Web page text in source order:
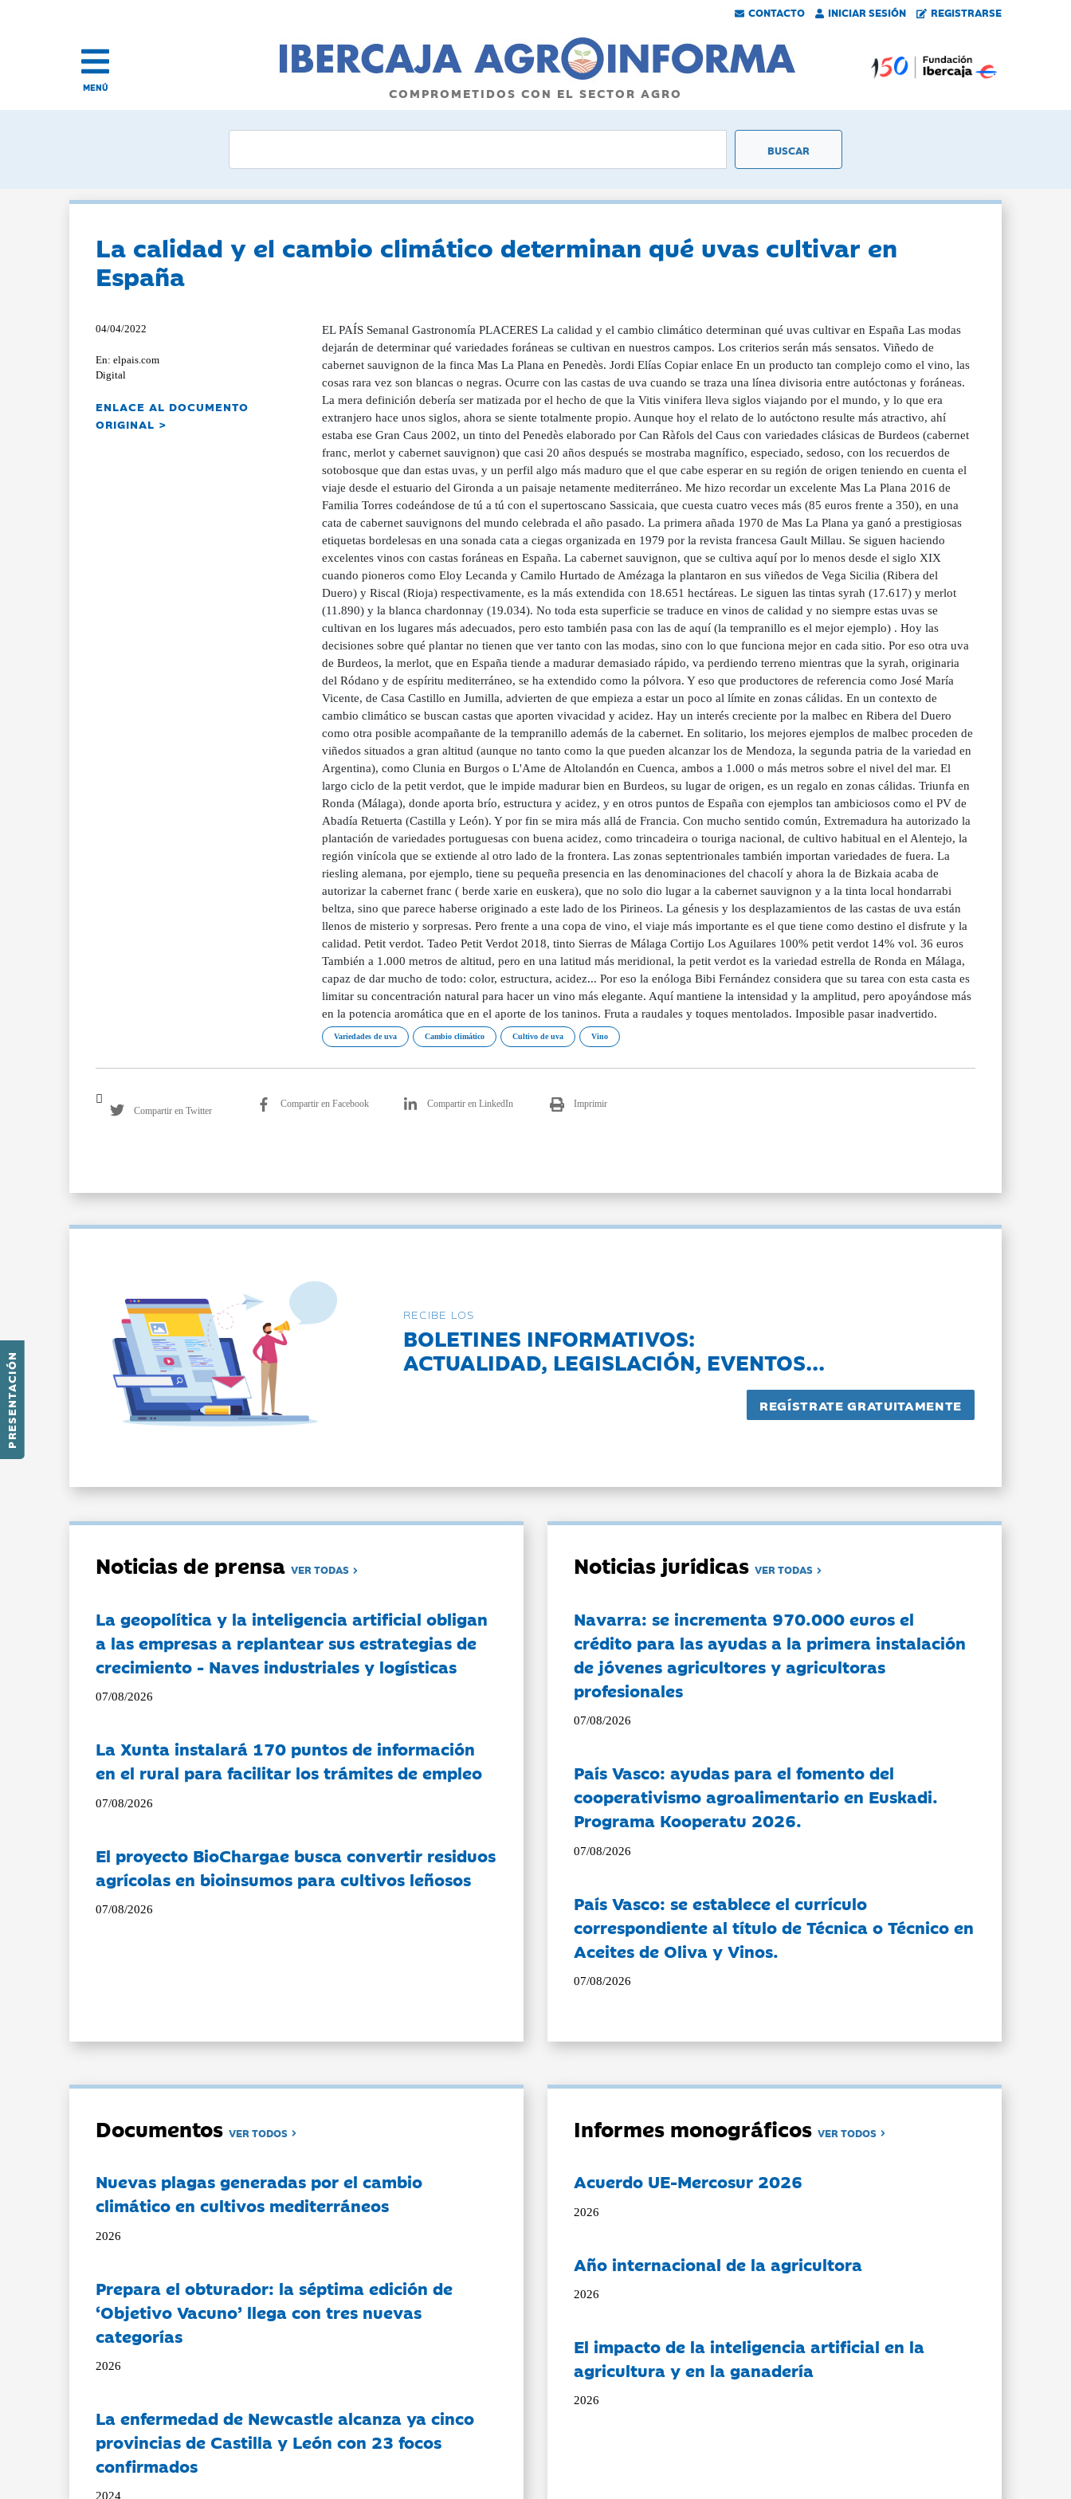
CONTACTO INICIAR SESIÓN REGISTRARSE
PRESENTACIÓN
MENÚ COMPROMETIDOS CON EL SECTOR AGRO
La calidad y el cambio climático determinan qué uvas cultivar en
España
04/04/2022
En: elpais.com
Digital
ENLACE AL DOCUMENTO
ORIGINAL >
EL PAÍS Semanal Gastronomía PLACERES La calidad y el cambio climático determinan qué uvas cultivar en España Las modas
dejarán de determinar qué variedades foráneas se cultivan en nuestros campos. Los criterios serán más sensatos. Viñedo de
cabernet sauvignon de la finca Mas La Plana en Penedès. Jordi Elías Copiar enlace En un producto tan complejo como el vino, las
cosas rara vez son blancas o negras. Ocurre con las castas de uva cuando se traza una línea divisoria entre autóctonas y foráneas.
La mera definición debería ser matizada por el hecho de que la Vitis vinifera lleva siglos viajando por el mundo, y lo que era
extranjero hace unos siglos, ahora se siente totalmente propio. Aunque hoy el relato de lo autóctono resulte más atractivo, ahí
estaba ese Gran Caus 2002, un tinto del Penedès elaborado por Can Ràfols del Caus con variedades clásicas de Burdeos (cabernet
franc, merlot y cabernet sauvignon) que casi 20 años después se mostraba magnífico, especiado, sedoso, con los recuerdos de
sotobosque que dan estas uvas, y un perfil algo más maduro que el que cabe esperar en su región de origen teniendo en cuenta el
viaje desde el estuario del Gironda a un paisaje netamente mediterráneo. Me hizo recordar un excelente Mas La Plana 2016 de
Familia Torres codeándose de tú a tú con el supertoscano Sassicaia, que cuesta cuatro veces más (85 euros frente a 350), en una
cata de cabernet sauvignons del mundo celebrada el año pasado. La primera añada 1970 de Mas La Plana ya ganó a prestigiosas
etiquetas bordelesas en una sonada cata a ciegas organizada en 1979 por la revista francesa Gault Millau. Se siguen haciendo
excelentes vinos con castas foráneas en España. La cabernet sauvignon, que se cultiva aquí por lo menos desde el siglo XIX
cuando pioneros como Eloy Lecanda y Camilo Hurtado de Amézaga la plantaron en sus viñedos de Vega Sicilia (Ribera del
Duero) y Riscal (Rioja) respectivamente, es la más extendida con 18.651 hectáreas. Le siguen las tintas syrah (17.617) y merlot
(11.890) y la blanca chardonnay (19.034). No toda esta superficie se traduce en vinos de calidad y no siempre estas uvas se
cultivan en los lugares más adecuados, pero esto también pasa con las de aquí (la tempranillo es el mejor ejemplo) . Hoy las
decisiones sobre qué plantar no tienen que ver tanto con las modas, sino con lo que funciona mejor en cada sitio. Por eso otra uva
de Burdeos, la merlot, que en España tiende a madurar demasiado rápido, va perdiendo terreno mientras que la syrah, originaria
del Ródano y de espíritu mediterráneo, se ha extendido como la pólvora. Y eso que productores de referencia como José María
Vicente, de Casa Castillo en Jumilla, advierten de que empieza a estar un poco al límite en zonas cálidas. En un contexto de
cambio climático se buscan castas que aporten vivacidad y acidez. Hay un interés creciente por la malbec en Ribera del Duero
como otra posible acompañante de la tempranillo además de la cabernet. En solitario, los mejores ejemplos de malbec proceden de
viñedos situados a gran altitud (aunque no tanto como la que pueden alcanzar los de Mendoza, la segunda patria de la variedad en
Argentina), como Clunia en Burgos o L'Ame de Altolandón en Cuenca, ambos a 1.000 o más metros sobre el nivel del mar. El
largo ciclo de la petit verdot, que le impide madurar bien en Burdeos, su lugar de origen, es un regalo en zonas cálidas. Triunfa en
Ronda (Málaga), donde aporta brío, estructura y acidez, y en otros puntos de España con ejemplos tan ambiciosos como el PV de
Abadía Retuerta (Castilla y León). Y por fin se mira más allá de Francia. Con mucho sentido común, Extremadura ha autorizado la
plantación de variedades portuguesas con buena acidez, como trincadeira o touriga nacional, de cultivo habitual en el Alentejo, la
región vinícola que se extiende al otro lado de la frontera. Las zonas septentrionales también importan variedades de fuera. La
riesling alemana, por ejemplo, tiene su pequeña presencia en las denominaciones del chacolí y ahora la de Bizkaia acaba de
autorizar la cabernet franc ( berde xarie en euskera), que no solo dio lugar a la cabernet sauvignon y a la tinta local hondarrabi
beltza, sino que parece haberse originado a este lado de los Pirineos. La génesis y los desplazamientos de las castas de uva están
llenos de misterio y sorpresas. Pero frente a una copa de vino, el viaje más importante es el que tiene como destino el disfrute y la
calidad. Petit verdot. Tadeo Petit Verdot 2018, tinto Sierras de Málaga Cortijo Los Aguilares 100% petit verdot 14% vol. 36 euros
También a 1.000 metros de altitud, pero en una latitud más meridional, la petit verdot es la variedad estrella de Ronda en Málaga,
capaz de dar mucho de todo: color, estructura, acidez... Por eso la enóloga Bibi Fernández considera que su tarea con esta casta es
limitar su concentración natural para hacer un vino más elegante. Aquí mantiene la intensidad y la amplitud, pero apoyándose más
en la potencia aromática que en el aporte de los taninos. Fruta a raudales y toques mentolados. Imposible pasar inadvertido.
Variedades de uva Cambio climático Cultivo de uva Vino
Compartir en Twitter
Compartir en Facebook Compartir en LinkedIn Imprimir
RECIBE LOS
BOLETINES INFORMATIVOS:
ACTUALIDAD, LEGISLACIÓN, EVENTOS...
Noticias de prensaVER TODAS
La geopolítica y la inteligencia artificial obligan
a las empresas a replantear sus estrategias de
crecimiento - Naves industriales y logísticas
07/08/2026
La Xunta instalará 170 puntos de información
en el rural para facilitar los trámites de empleo
07/08/2026
El proyecto BioChargae busca convertir residuos
agrícolas en bioinsumos para cultivos leñosos
07/08/2026
Noticias jurídicasVER TODAS
Navarra: se incrementa 970.000 euros el
crédito para las ayudas a la primera instalación
de jóvenes agricultores y agricultoras
profesionales
07/08/2026
País Vasco: ayudas para el fomento del
cooperativismo agroalimentario en Euskadi.
Programa Kooperatu 2026.
07/08/2026
País Vasco: se establece el currículo
correspondiente al título de Técnica o Técnico en
Aceites de Oliva y Vinos.
07/08/2026
DocumentosVER TODOS
Nuevas plagas generadas por el cambio
climático en cultivos mediterráneos
2026
Prepara el obturador: la séptima edición de
‘Objetivo Vacuno’ llega con tres nuevas
categorías
2026
La enfermedad de Newcastle alcanza ya cinco
provincias de Castilla y León con 23 focos
confirmados
2024
Informes monográficosVER TODOS
Acuerdo UE-Mercosur 2026
2026
Año internacional de la agricultora
2026
El impacto de la inteligencia artificial en la
agricultura y en la ganadería
2026